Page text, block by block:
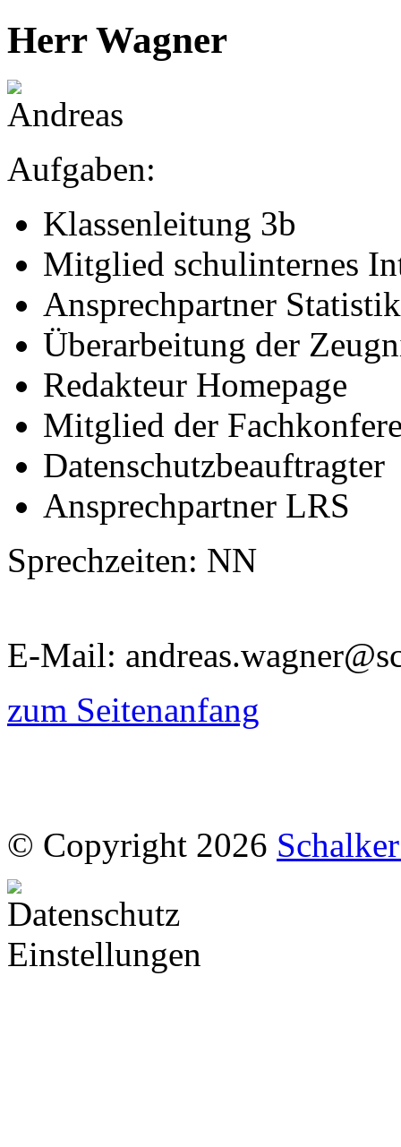
Herr Wagner
Aufgaben:
Klassenleitung 3b
Mitglied schulinternes
Ansprechpartner
Überarbeitung der
Redakteur Homepage
Mitglied der
Datenschutzbeauftragter
Ansprechpartner LRS
Sprechzeiten: NN
E-Mail:
zum Seitenanfang
© Copyright 2026